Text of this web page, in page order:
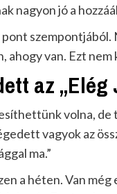
nagyon jó a
ahogy van. Ezt
az
volna,
vagyok az
ma.”
a héten. Van